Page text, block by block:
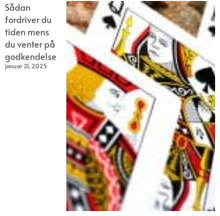
Sådan
fordriver du
tiden mens
du venter på
godkendelse
januar 21, 2025